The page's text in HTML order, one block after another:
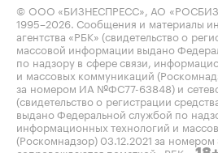
© ООО «БИЗНЕСПРЕСС», АО
1995–2026 . Сообщения и материалы
агентства «РБК» (свидетельство о
массовой информации выдано
по надзору в сфере связи,
и массовых коммуникаций
за номером ИА №ФС77-63848) и
(свидетельство о регистрации
выдано Федеральной службой по
информационных технологий и
(Роскомнадзор) 03.12.2021 за